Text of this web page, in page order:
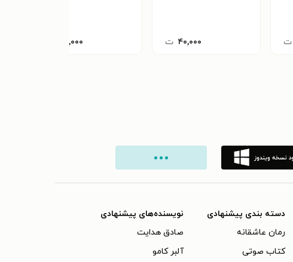
ت ۴۰,۰۰۰ ت ۴۰,۰۰۰
دسته بندی پیشنهادی
رمان عاشقانه
کتاب‌ صوتی
نویسنده‌های پیشنهادی
صادق هدایت
آلبر کامو